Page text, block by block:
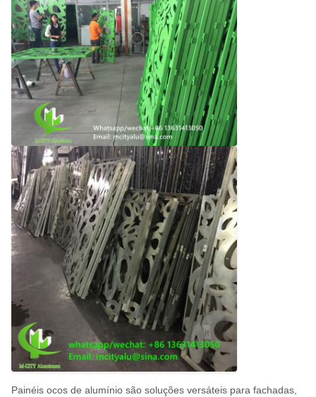
Painéis ocos de alumínio são soluções versáteis para fachadas,